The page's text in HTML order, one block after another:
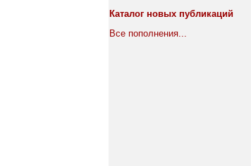
Каталог новых публикаций
Все пополнения...